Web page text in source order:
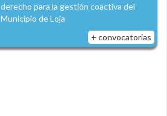
derecho para la gestión coactiva del
Municipio de Loja
+ convocatorias